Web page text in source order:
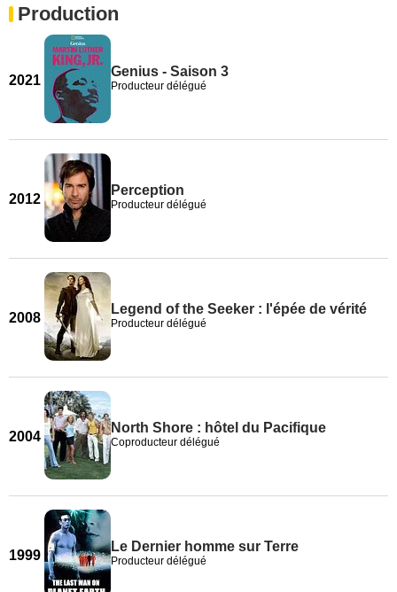
Production
2021
Genius - Saison 3
Producteur délégué
2012
Perception
Producteur délégué
2008
Legend of the Seeker : l'épée de vérité
Producteur délégué
2004
North Shore : hôtel du Pacifique
Coproducteur délégué
1999
Le Dernier homme sur Terre
Producteur délégué